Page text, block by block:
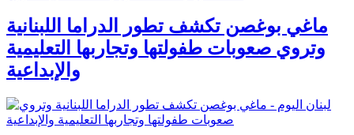
ماغي بوغصن تكشف تطور الدراما اللبنانية
وتروي صعوبات طفولتها وتجاربها التعليمية
والإبداعية